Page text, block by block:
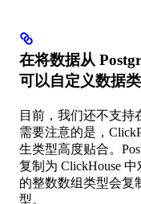
在将数据从
可以自定义数据
目前，我们还不支持
需要注意的是，
生类型高度贴合。
复制为 ClickHouse
的整数数组类型会复
型。